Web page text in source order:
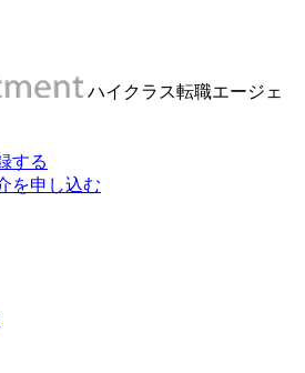
ハイクラス転職エージェ
する
を申し込む